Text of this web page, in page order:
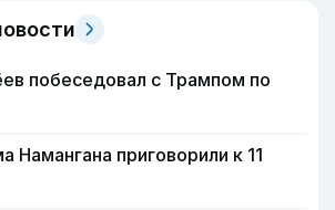
побеседовал с Трампом по
Намангана приговорили к 11